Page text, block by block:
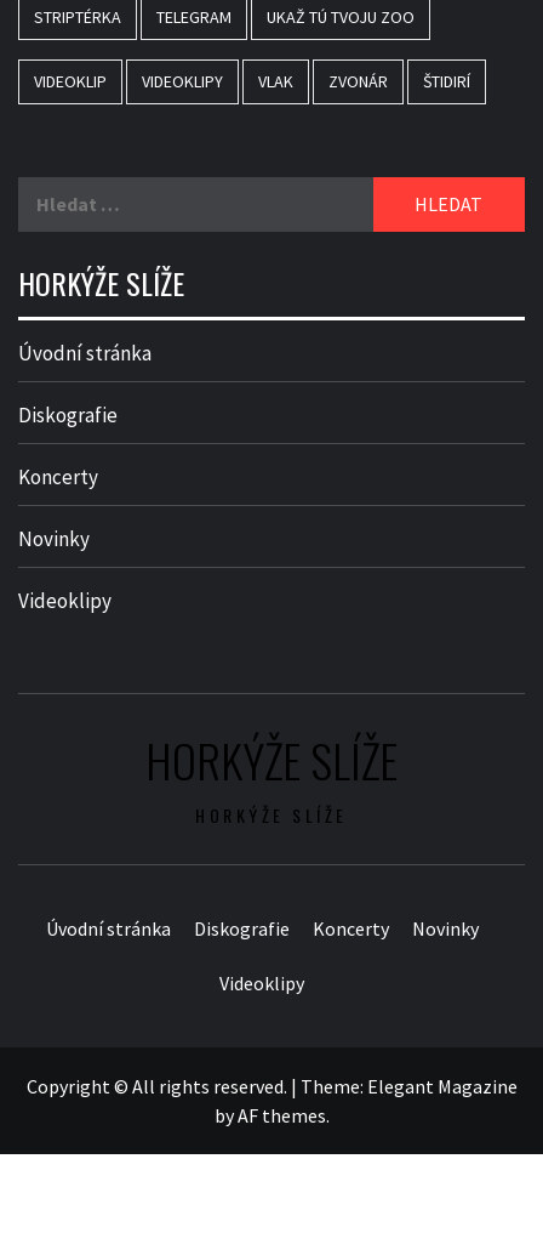
STRIPTÉRKA TELEGRAM UKAŽ TÚ TVOJU ZOO
VIDEOKLIP VIDEOKLIPY VLAK ZVONÁR ŠTIDIRÍ
HORKÝŽE SLÍŽE
Úvodní stránka
Diskografie
Koncerty
Novinky
Videoklipy
HORKÝŽE SLÍŽE
HORKÝŽE SLÍŽE
Úvodní stránka Diskografie Koncerty Novinky
Videoklipy
Copyright © All rights reserved. | Theme: Elegant Magazine
byAF themes.